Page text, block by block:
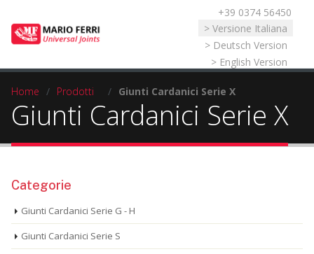
+39 0374 56450
> Versione Italiana
> Deutsch Version
> English Version
Home / Prodotti / Giunti Cardanici Serie X
Giunti Cardanici Serie X
Categorie
Giunti Cardanici Serie G - H
Giunti Cardanici Serie S